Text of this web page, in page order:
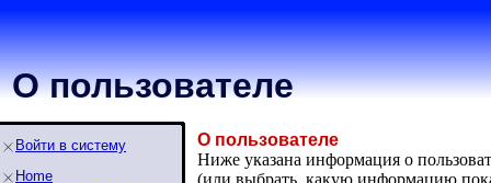
О пользователе
Войти в систему
Home
О пользователе
Ниже указана информация о
(или выбрать, какую информацию